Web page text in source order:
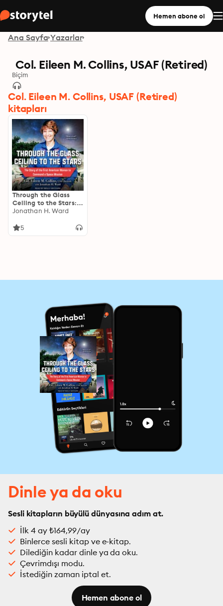
Hemen abone ol
Ana Sayfa Yazarlar
Col. Eileen M. Collins, USAF (Retired)
Biçim
Col. Eileen M. Collins, USAF (Retired)
kitapları
Through the Glass
Ceiling to the Stars:
The Story of the First
Command a Space
Jonathan H. Ward
5
Dinle ya da oku
Sesli kitapların büyülü dünyasına adım at.
İlk 4 ay ₺164,99/ay
Binlerce sesli kitap ve e-kitap.
Dilediğin kadar dinle ya da oku.
Çevrimdışı modu.
İstediğin zaman iptal et.
Hemen abone ol